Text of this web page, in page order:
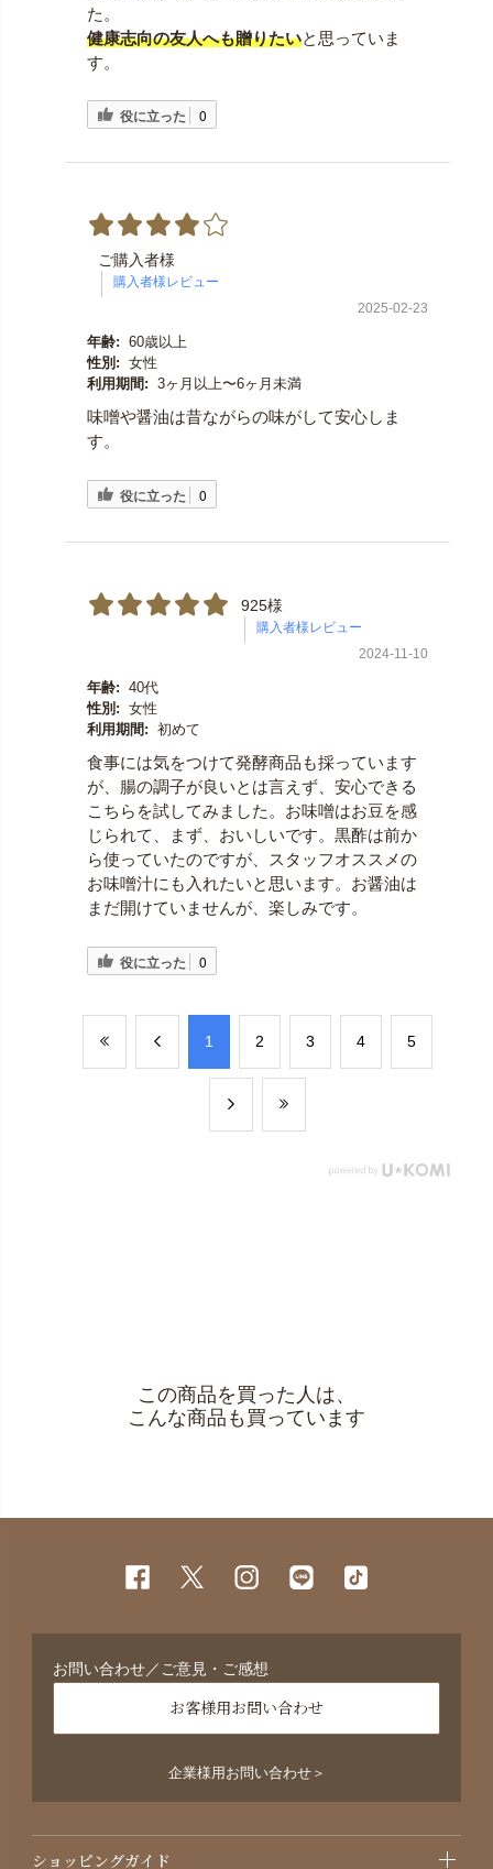
た。
健康志向の友人へも贈りたいと思っていま
す。
役に立った 0
ご購入者様
2025-02-23
年齢: 60歳以上
性別: 女性
利用期間: 3ヶ月以上〜6ヶ月未満
味噌や醤油は昔ながらの味がして安心しま
す。
役に立った 0
925様
2024-11-10
年齢: 40代
性別: 女性
利用期間: 初めて
食事には気をつけて発酵商品も採っています
が、腸の調子が良いとは言えず、安心できる
こちらを試してみました。お味噌はお豆を感
じられて、まず、おいしいです。黒酢は前か
ら使っていたのですが、スタッフオススメの
お味噌汁にも入れたいと思います。お醤油は
まだ開けていませんが、楽しみです。
役に立った 0
​1 ​2 ​3 ​4 ​5
この商品を買った人は、
こんな商品も買っています
お問い合わせ／ご意見・ご感想
お客様用お問い合わせ
企業様用お問い合わせ＞
ショッピングガイド